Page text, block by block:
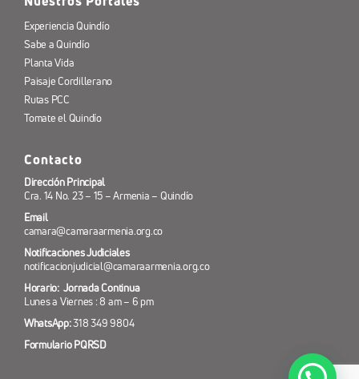
Experiencia Quindío
Sabe a Quindío
Planta Vida
Paisaje Cordillerano
Rutas PCC
Tomate el Quindío
Contacto
Dirección Principal
Cra. 14 No. 23 – 15 – Armenia – Quindío
Email
camara@camaraarmenia.org.co
Notificaciones Judiciales
notificacionjudicial@camaraarmenia.org.co
Horario: Jornada Continua
Lunes a Viernes : 8 am – 6 pm
WhatsApp:318 349 9804
Formulario PQRSD